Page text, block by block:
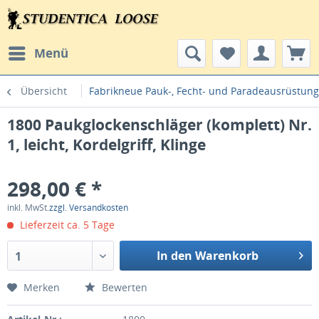
Menü
Übersicht Fabrikneue Pauk-, Fecht- und
1800 Paukglockenschläger (komplett) Nr.
1, leicht, Kordelgriff, Klinge
298,00 € *
inkl. MwSt.zzgl. Versandkosten
Lieferzeit ca. 5 Tage
1 In den Warenkorb
Merken Bewerten